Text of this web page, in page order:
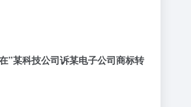
”某科技公司诉某电子公司商标转